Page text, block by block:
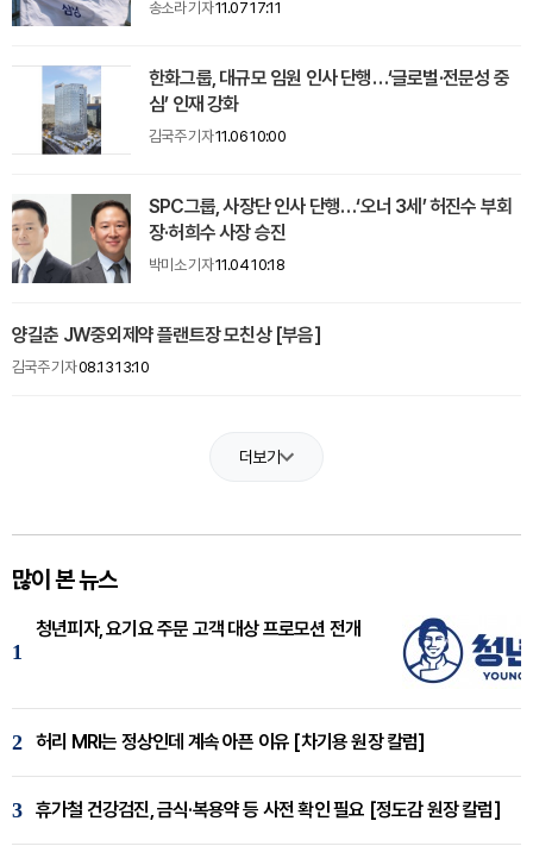
송소라 기자11.07 17:11
한화그룹, 대규모 임원 인사 단행…‘글로벌·전문성 중
심’ 인재 강화
김국주 기자11.06 10:00
SPC그룹, 사장단 인사 단행…‘오너 3세’ 허진수 부회
장·허희수 사장 승진
박미소 기자11.04 10:18
양길춘 JW중외제약 플랜트장 모친상 [부음]
김국주 기자08.13 13:10
더보기
많이 본 뉴스
1
청년피자, 요기요 주문 고객 대상 프로모션 전개
2 허리 MRI는 정상인데 계속 아픈 이유 [차기용 원장 칼럼]
3 휴가철 건강검진, 금식·복용약 등 사전 확인 필요 [정도감 원장 칼럼]